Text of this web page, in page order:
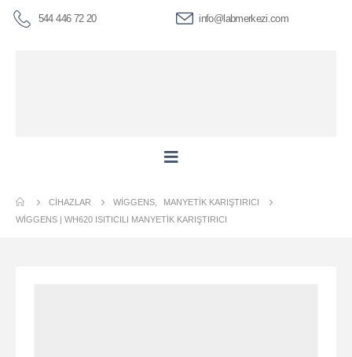
544 446 72 20 info@labmerkezi.com
CIHAZLAR WIGGENS
MANYETIK KARIŞTIRICI
WİGGENS | WH620 ISITICILI MANYETIK KARIŞTIRICI